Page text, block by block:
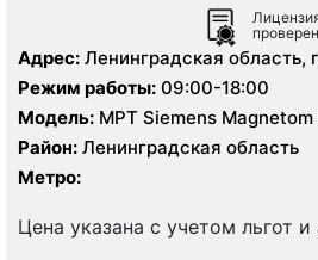
Адрес: Ленинградская область,
Гагарина, д. 1
Режим работы: 09:00-18:00
Модель: МРТ Siemens Magnetom
BrightSpeed 16 срезов, УЗИ
Район: Ленинградская область
Метро:
Цена указана с учетом льгот и